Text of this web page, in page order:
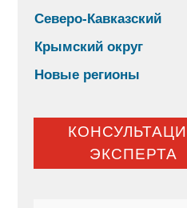
Северо-Кавказский
Крымский округ
Новые регионы
ЭКСПЕРТА